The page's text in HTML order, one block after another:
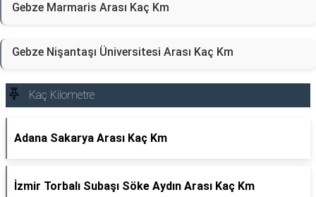
Gebze Marmaris Arası Kaç Km
Gebze Nişantaşı Üniversitesi Arası Kaç Km
Kaç Kilometre
Adana Sakarya Arası Kaç Km
İzmir Torbalı Subaşı Söke Aydın Arası Kaç Km